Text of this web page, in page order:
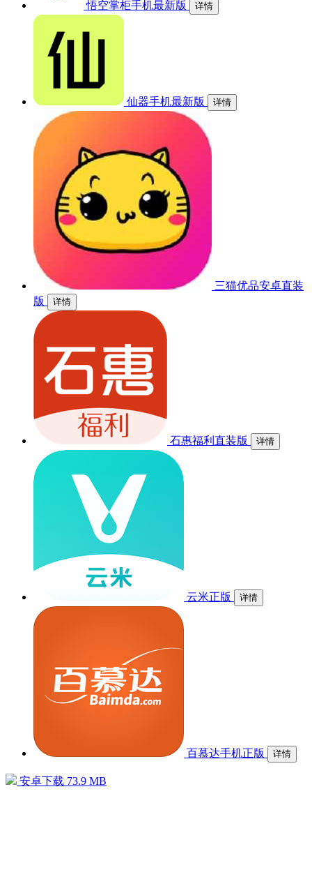
悟空掌柜手机最新版 详情
仙器手机最新版 详情
三猫优品安卓直装
版
详情
石惠福利直装版 详情
云米正版 详情
百慕达手机正版 详情
安卓下载 73.9 MB